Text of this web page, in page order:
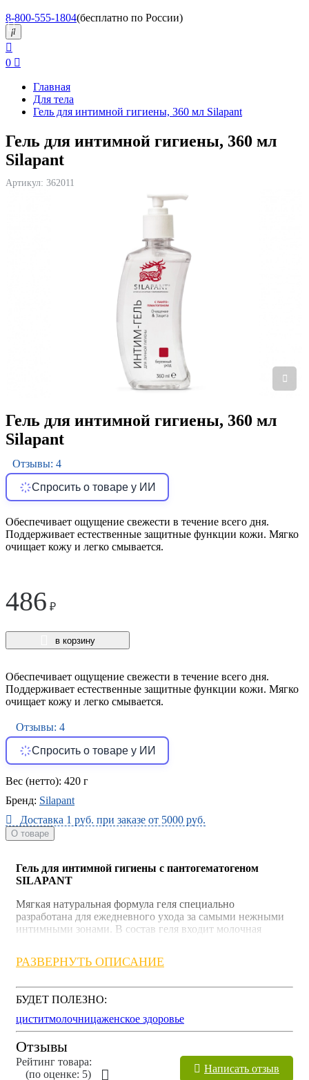
8-800-555-1804(бесплатно по России)
0
Главная
Для тела
Гель для интимной гигиены, 360 мл Silapant
Гель для интимной гигиены, 360 мл
Silapant
Артикул: 362011
Гель для интимной гигиены, 360 мл
Silapant
Отзывы: 4
Спросить о товаре у ИИ
Обеспечивает ощущение свежести в течение всего дня.
Поддерживает естественные защитные функции кожи. Мягко
очищает кожу и легко смывается.
486 ₽
в корзину
Обеспечивает ощущение свежести в течение всего дня.
Поддерживает естественные защитные функции кожи. Мягко
очищает кожу и легко смывается.
Отзывы: 4
Спросить о товаре у ИИ
Вес (нетто): 420 г
Бренд: Silapant
Доставка 1 руб. при заказе от 5000 руб.
О товаре
Гель для интимной гигиены с пантогематогеном
SILAPANT
Мягкая натуральная формула геля специально
разработана для ежедневного ухода за самыми нежными
интимными зонами. В состав геля входит молочная
Обеспечивает ощущение чистоты и свежести в
течение всего дня
Легко смывается
Поддерживает естественные защитные функции
Активные компоненты:
сорбитол, карбамид, кислота
молочная, пантогематоген, комплекс экстрактов: алоэ,
РАЗВЕРНУТЬ ОПИСАНИЕ
БУДЕТ ПОЛЕЗНО:
циститмолочницаженское здоровье
Отзывы
Написать отзыв
Рейтинг товара:
(по оценкe: 5)